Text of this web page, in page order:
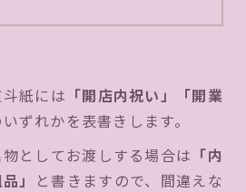
紙には 「開店内祝い」「開業
ずれかを表書きします。
としてお渡しする場合は 「内
」
と書きますので、間違えな